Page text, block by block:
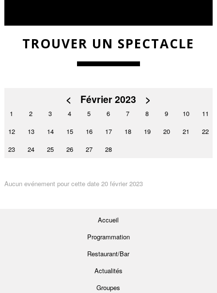
TROUVER UN SPECTACLE
< Février 2023 >
1 2 3 4 5 6 7 8 9 10
11
12
13 14 15 16 17 18 19 20 21
22
23
24 25 26 27 28
Aucun evénement pour cette date 20 février 2023
Accueil
Programmation
Restaurant/Bar
Actualités
Groupes